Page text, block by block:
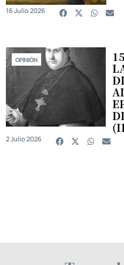
16 Julio 2026
OPINIÓN
2 Julio 2026